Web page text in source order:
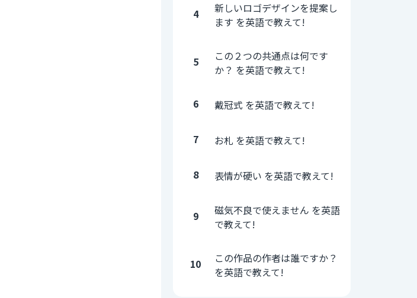
4
新しいロゴデザインを提案し
ます を英語で教えて!
5
この２つの共通点は何です
か？ を英語で教えて!
6 戴冠式 を英語で教えて!
7 お札 を英語で教えて!
8 表情が硬い を英語で教えて!
9
磁気不良で使えません を英語
で教えて!
10
この作品の作者は誰ですか？
を英語で教えて!